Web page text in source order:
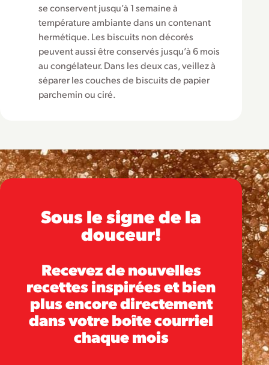
se conservent jusqu’à 1 semaine à
température ambiante dans un contenant
hermétique. Les biscuits non décorés
peuvent aussi être conservés jusqu’à 6 mois
au congélateur. Dans les deux cas, veillez à
séparer les couches de biscuits de papier
parchemin ou ciré.
Sous le signe de la
douceur!
Recevez de nouvelles
recettes inspirées et bien
plus encore directement
dans votre boîte courriel
chaque mois